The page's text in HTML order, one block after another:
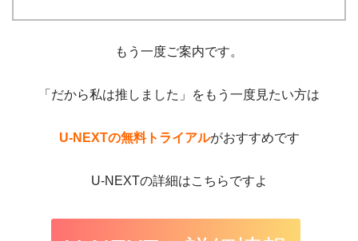
もう一度ご案内です。
「だから私は推しました」をもう一度見たい方は
U-NEXTの無料トライアルがおすすめです
U-NEXTの詳細はこちらですよ